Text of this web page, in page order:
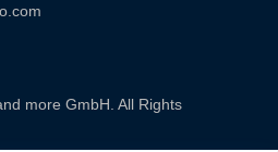
more GmbH. All Rights